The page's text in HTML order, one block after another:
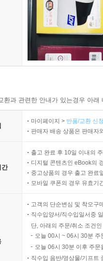
과 관련한 안내가 있는경우 아
마이페이지 > 반품/교환 신
판매자 배송 상품은 판매자
간
출고 완료 후 10일 이내의
디지털 콘텐츠인 eBook의
중고상품의 경우 출고 완료
모바일 쿠폰의 경우 유효기
고객의 단순변심 및 착오구
직수입양서/직수입일서중
단, 아래의 주문/취소 조건
오늘 00시 ~ 06시 30분
오늘 06시 30분 이후 주
직수입 음반/영상물/기프트